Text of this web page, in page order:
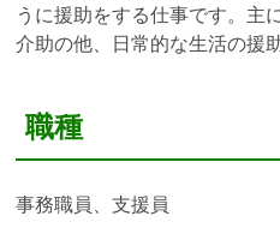
うに援助をする仕事です。主
介助の他、日常的な生活の援
職種
事務職員、支援員